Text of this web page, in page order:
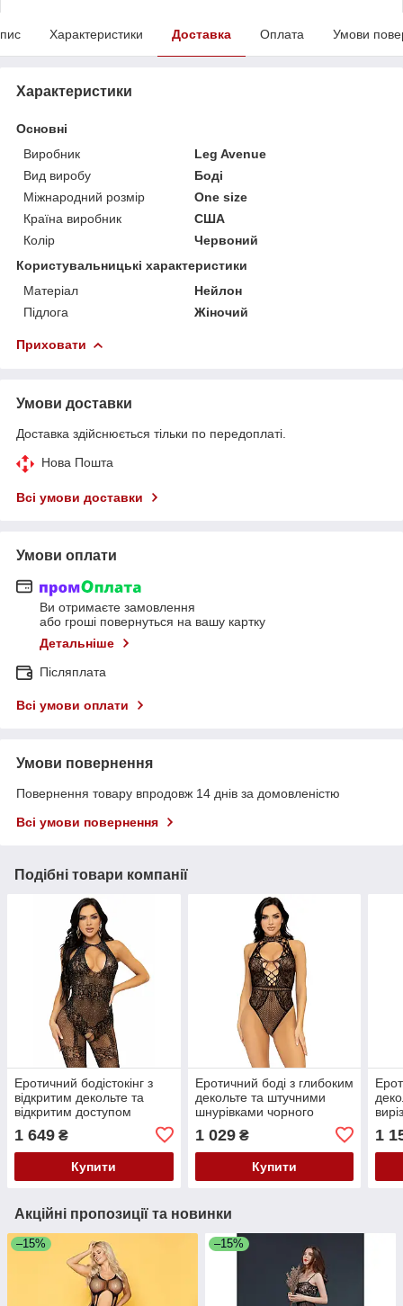
Характеристики Доставка Оплата Умови
Характеристики
Основні
Виробник
Leg Avenue
Вид виробу
Боді
Міжнародний розмір
One size
Країна виробник
США
Колір
Червоний
Користувальницькі характеристики
Матеріал
Нейлон
Підлога
Жіночий
Приховати
Умови доставки
Доставка здійснюється тільки по передоплаті.
Нова Пошта
Всі умови доставки
Умови оплати
Ви отримаєте замовлення
або гроші повернуться на вашу картку
Детальніше
Післяплата
Всі умови оплати
Умови повернення
Повернення товару впродовж 14 днів за домовленістю
Всі умови повернення
Подібні товари компанії
Еротичний бодістокінг з
відкритим декольте та
відкритим доступом
стразами Leg Avenue
розмір Оne size Кайф
1 649 ₴
Купити
Еротичний боді з глибоким
декольте та штучними
шнурівками чорного
розмір Оne size Кайф
1 029₴
Купити
1
Акційні пропозиції та новинки
–15% –15%